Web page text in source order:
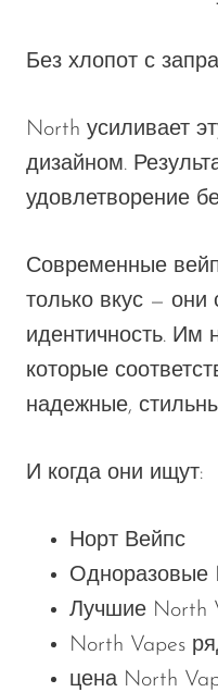
Без хлопот с
North усиливает
дизайном.
удовлетворение
Современные
только вкус — они
идентичность. Им
которые
надежные,
И когда они ищут:
Норт Вейпс
Одноразовые
Лучшие North
North Vapes
цена North